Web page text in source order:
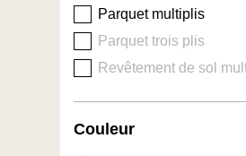
Parquet multiplis
Parquet trois plis
Revêtement de sol
Couleur